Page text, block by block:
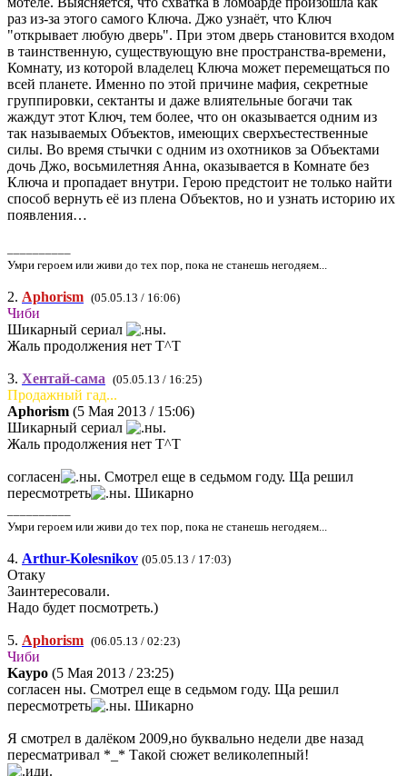
раз из-за этого самого Ключа. Джо узнаёт, что Ключ
"открывает любую дверь". При этом дверь становится входом
в таинственную, существующую вне пространства-времени,
Комнату, из которой владелец Ключа может перемещаться по
всей планете. Именно по этой причине мафия, секретные
группировки, сектанты и даже влиятельные богачи так
жаждут этот Ключ, тем более, что он оказывается одним из
так называемых Объектов, имеющих сверхъестественные
силы. Во время стычки с одним из охотников за Объектами
дочь Джо, восьмилетняя Анна, оказывается в Комнате без
Ключа и пропадает внутри. Герою предстоит не только найти
способ вернуть её из плена Объектов, но и узнать историю их
появления…
Умри героем или живи до тех пор, пока не станешь негодяем...
2. Aphorism (05.05.13 / 16:06)
Чиби
Шикарный сериал
Жаль продолжения нет Т^Т
3. Хентай-сама (05.05.13 / 16:25)
Продажный гад...
Aphorism (5 Мая 2013 / 15:06)
Шикарный сериал
Жаль продолжения нет Т^Т
согласен
Смотрел еще в седьмом году. Ща решил
пересмотреть
Шикарно
Умри героем или живи до тех пор, пока не станешь негодяем...
4. Arthur-Kolesnikov (05.05.13 / 17:03)
Отаку
Заинтересовали.
Надо будет посмотреть.)
5. Aphorism (06.05.13 / 02:23)
Чиби
Kaypo (5 Мая 2013 / 23:25)
согласен ны. Смотрел еще в седьмом году. Ща решил
пересмотреть
Шикарно
Я смотрел в далёком 2009,но буквально недели две назад
пересматривал *_* Такой сюжет великолепный!